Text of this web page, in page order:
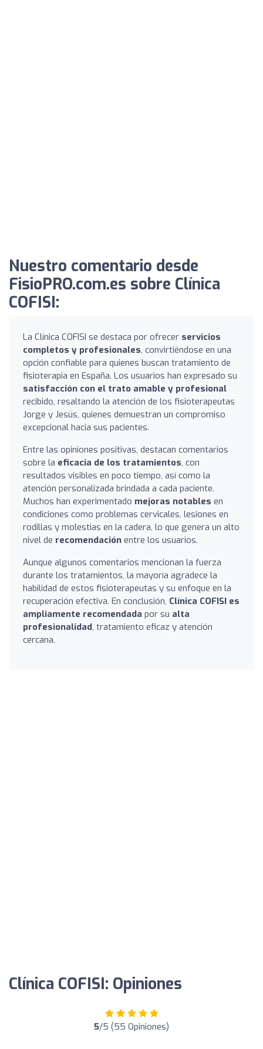
Nuestro comentario desde
FisioPRO.com.es sobre Clínica
COFISI:
La Clínica COFISI se destaca por ofrecer servicios
completos y profesionales, convirtiéndose en una
opción confiable para quienes buscan tratamiento de
fisioterapia en España. Los usuarios han expresado su
satisfacción con el trato amable y profesional
recibido, resaltando la atención de los fisioterapeutas
Jorge y Jesús, quienes demuestran un compromiso
excepcional hacia sus pacientes.
Entre las opiniones positivas, destacan comentarios
sobre la eficacia de los tratamientos, con
resultados visibles en poco tiempo, así como la
atención personalizada brindada a cada paciente.
Muchos han experimentado mejoras notables en
condiciones como problemas cervicales, lesiones en
rodillas y molestias en la cadera, lo que genera un alto
nivel de recomendación entre los usuarios.
Aunque algunos comentarios mencionan la fuerza
durante los tratamientos, la mayoría agradece la
habilidad de estos fisioterapeutas y su enfoque en la
recuperación efectiva. En conclusión, Clínica COFISI es
ampliamente recomendada por su alta
profesionalidad, tratamiento eficaz y atención
cercana.
Clínica COFISI: Opiniones
5/5 (55 Opiniones)